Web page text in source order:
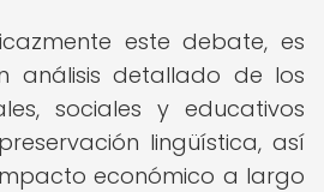
este debate, es
análisis detallado de los
sociales y educativos
lingüística, así
económico a largo